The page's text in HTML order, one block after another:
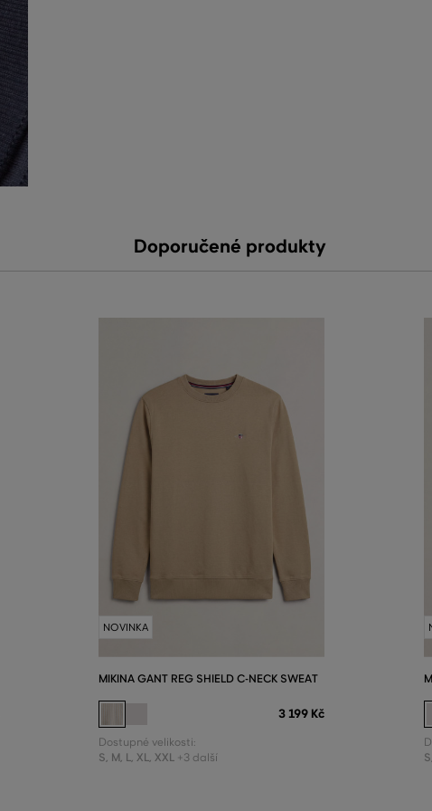
Doporučené produkty
NOVINKA
MIKINA GANT REG SHIELD C-NECK SWEAT
3 199 Kč
Dostupné velikosti:
S M L XL XXL +3 další S